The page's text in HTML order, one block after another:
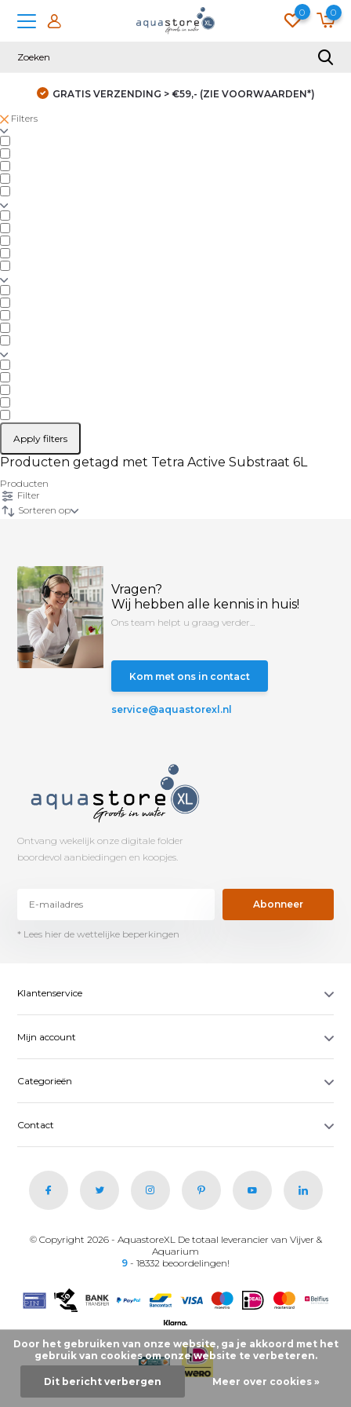
0 0
GRATIS VERZENDING > €59,- (ZIE VOORWAARDEN*)
Filters
Apply filters
Producten getagd met Tetra Active Substraat 6L
Producten
Filter
Sorteren op
Vragen?
Wij hebben alle kennis in huis!
Ons team helpt u graag verder...
Kom met ons in contact
service@aquastorexl.nl
Ontvang wekelijk onze digitale folder
boordevol aanbiedingen en koopjes.
Abonneer
* Lees hier de wettelijke beperkingen
Klantenservice
Mijn account
Categorieën
Contact
© Copyright 2026 - AquastoreXL De totaal leverancier van Vijver &
Aquarium
9 - 18332 beoordelingen!
Door het gebruiken van onze website, ga je akkoord met het
gebruik van cookies om onze website te verbeteren.
Dit bericht verbergen Meer over cookies »